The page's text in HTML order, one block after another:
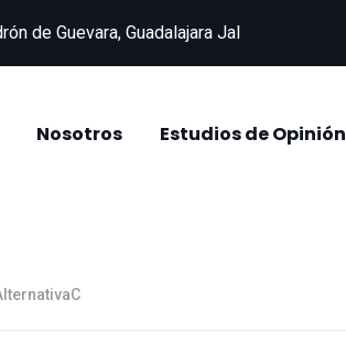
de Guevara, Guadalajara Jal
Nosotros Estudios de Opinión